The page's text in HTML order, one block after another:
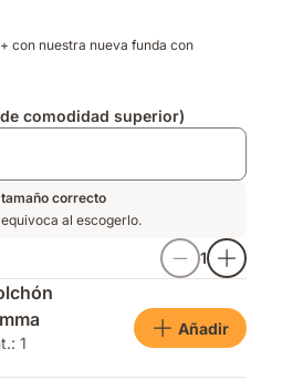
con nuestra nueva funda con
comodidad superior)
correcto
al escogerlo.
1
1
Añadir